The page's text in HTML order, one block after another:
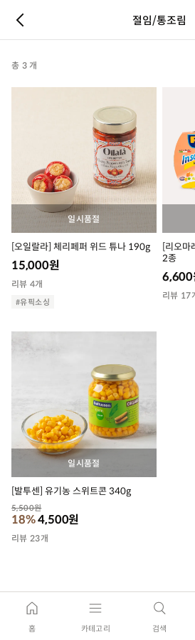
절임/통조림
총 3 개
일시품절
[오일랄라] 체리페퍼 위드 튜나 190g
15,000원
리뷰 4개
#유픽소싱
[리오마
2종
6,600
리뷰 17
일시품절
[발투센] 유기농 스위트콘 340g
5,500원
18%4,500원
리뷰 23개
홈 카테고리 검색